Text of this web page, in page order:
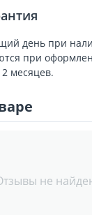
день при
при
месяцев.
не